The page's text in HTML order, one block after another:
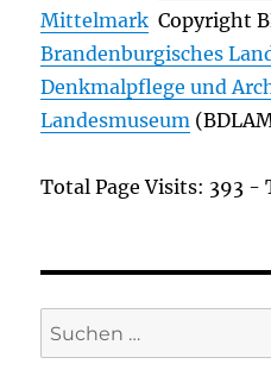
Mittelmark Copyright
Brandenburgisches
Denkmalpflege und
Landesmuseum
Total Page Visits: 393 -
Suchen
nach: